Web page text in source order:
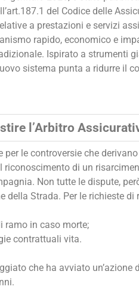
del Codice delle
a prestazioni e servizi
rapido, economico e
Ispirato a strumenti
sistema punta a ridurre il
l’Arbitro
per le controversie che
riconoscimento di un
Non tutte le dispute,
della Strada. Per le richieste
ramo in caso morte;
contrattuali vita.
che ha avviato un’azione